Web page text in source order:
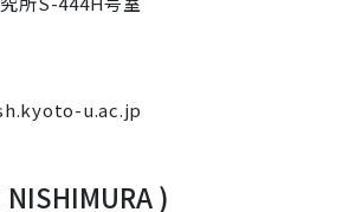
u.ac.jp
)